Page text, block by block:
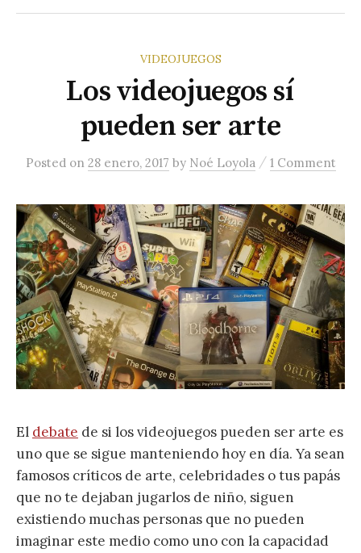
g
e
VIDEOJUEGOS
Los videojuegos sí
pueden ser arte
Posted on 28 enero, 2017 by Noé Loyola / 1 Comment
El debate de si los videojuegos pueden ser arte es
uno que se sigue manteniendo hoy en día. Ya sean
famosos críticos de arte, celebridades o tus papás
que no te dejaban jugarlos de niño, siguen
existiendo muchas personas que no pueden
imaginar este medio como uno con la capacidad